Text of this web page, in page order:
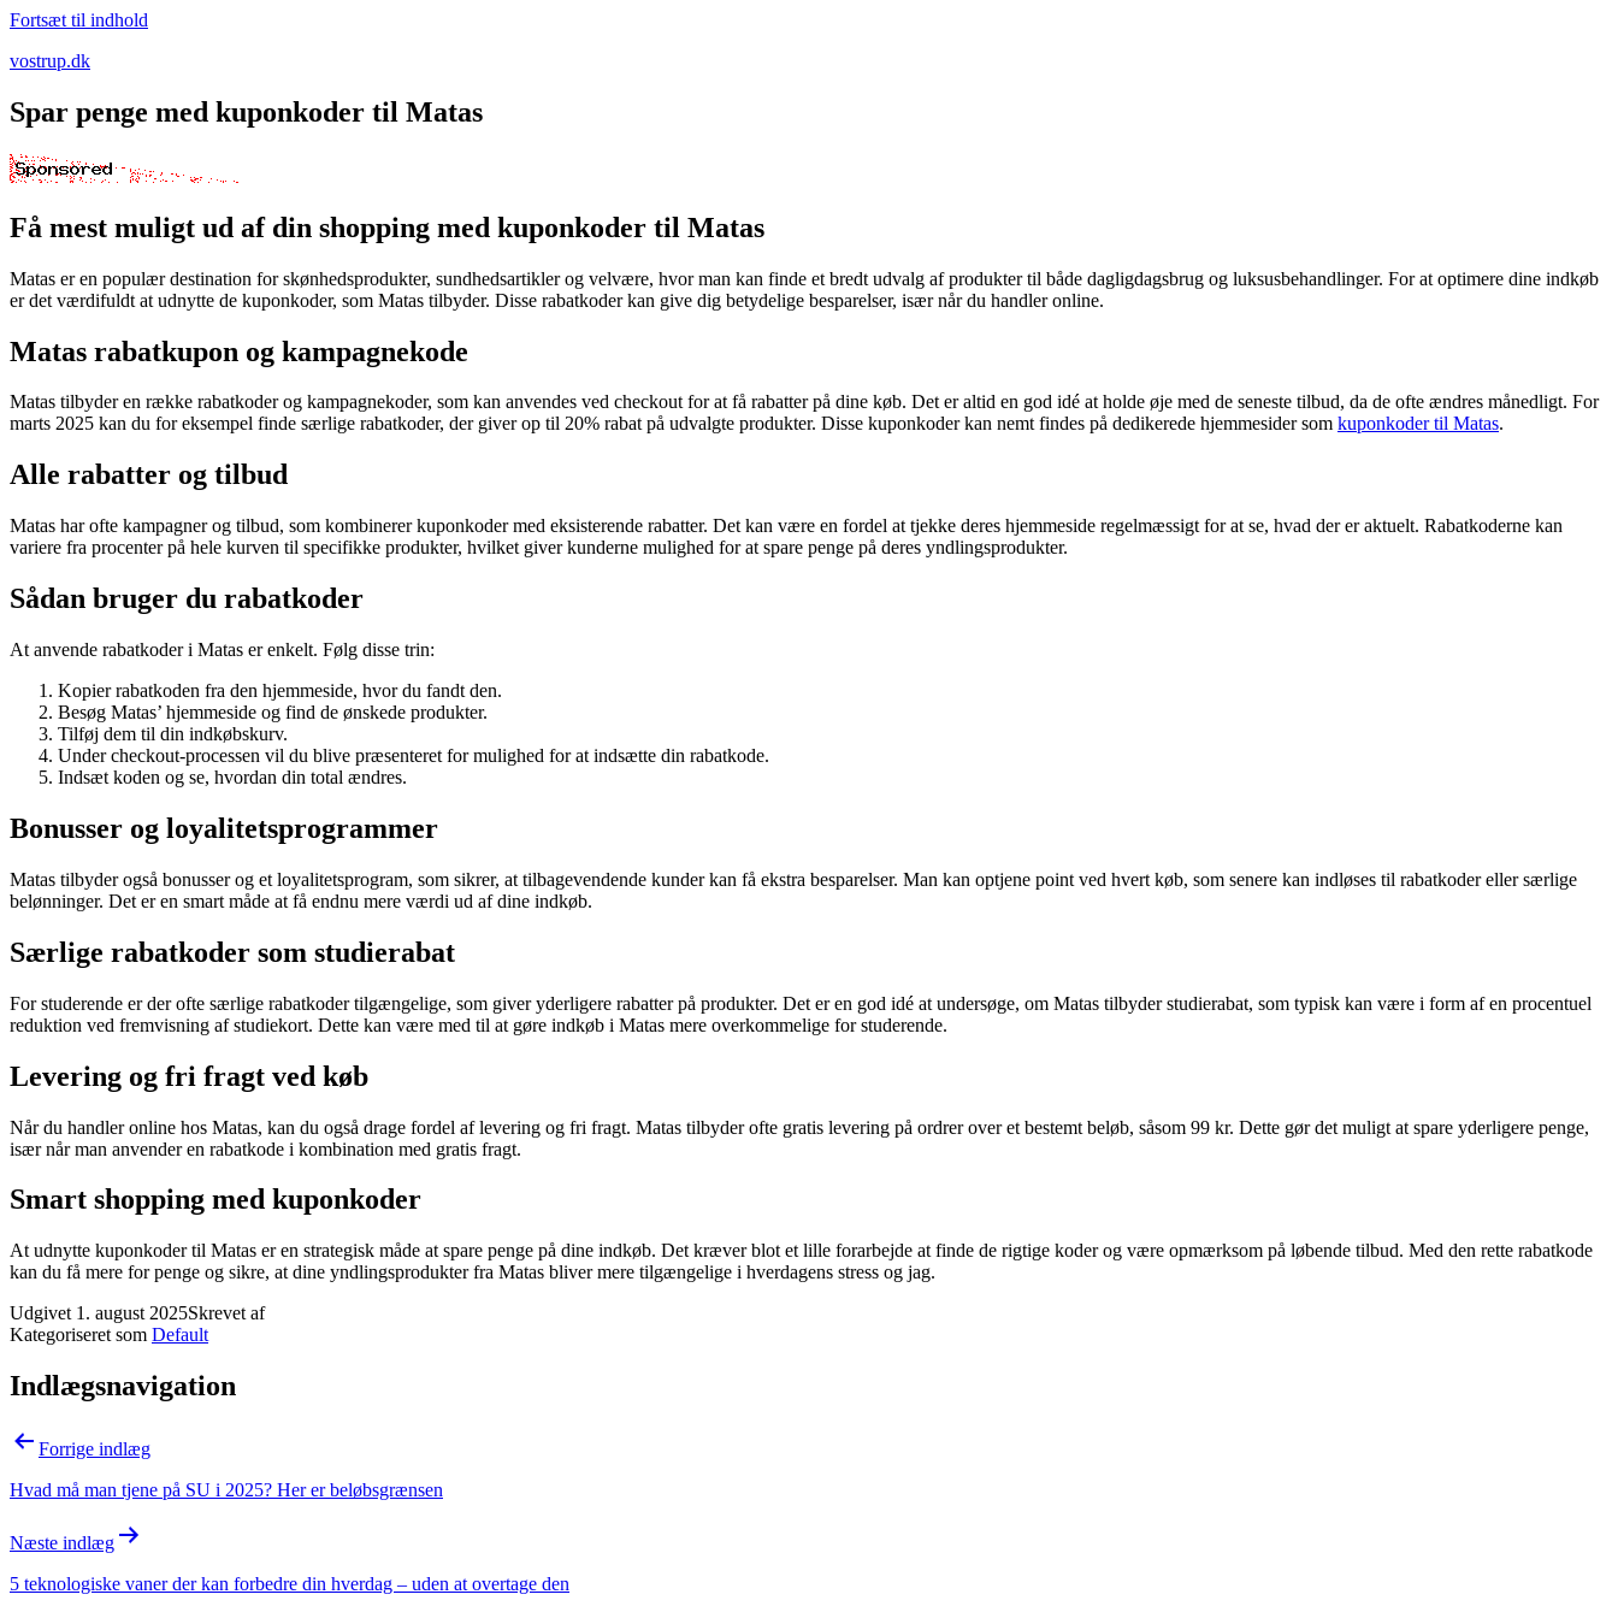
Fortsæt til indhold
vostrup.dk
Spar penge med kuponkoder til Matas
Få mest muligt ud af din shopping med kuponkoder til Matas
Matas er en populær destination for skønhedsprodukter, sundhedsartikler og velvære, hvor man kan finde et bredt udvalg af produkter til både dagligdagsbrug og luksusbehandlinger. For at optimere dine indkøb
er det værdifuldt at udnytte de kuponkoder, som Matas tilbyder. Disse rabatkoder kan give dig betydelige besparelser, især når du handler online.
Matas rabatkupon og kampagnekode
Matas tilbyder en række rabatkoder og kampagnekoder, som kan anvendes ved checkout for at få rabatter på dine køb. Det er altid en god idé at holde øje med de seneste tilbud, da de ofte ændres månedligt. For
marts 2025 kan du for eksempel finde særlige rabatkoder, der giver op til 20% rabat på udvalgte produkter. Disse kuponkoder kan nemt findes på dedikerede hjemmesider som kuponkoder til Matas.
Alle rabatter og tilbud
Matas har ofte kampagner og tilbud, som kombinerer kuponkoder med eksisterende rabatter. Det kan være en fordel at tjekke deres hjemmeside regelmæssigt for at se, hvad der er aktuelt. Rabatkoderne kan
variere fra procenter på hele kurven til specifikke produkter, hvilket giver kunderne mulighed for at spare penge på deres yndlingsprodukter.
Sådan bruger du rabatkoder
At anvende rabatkoder i Matas er enkelt. Følg disse trin:
Kopier rabatkoden fra den hjemmeside, hvor du fandt den.
Besøg Matas’ hjemmeside og find de ønskede produkter.
Tilføj dem til din indkøbskurv.
Under checkout-processen vil du blive præsenteret for mulighed for at indsætte din rabatkode.
Indsæt koden og se, hvordan din total ændres.
Bonusser og loyalitetsprogrammer
Matas tilbyder også bonusser og et loyalitetsprogram, som sikrer, at tilbagevendende kunder kan få ekstra besparelser. Man kan optjene point ved hvert køb, som senere kan indløses til rabatkoder eller særlige
belønninger. Det er en smart måde at få endnu mere værdi ud af dine indkøb.
Særlige rabatkoder som studierabat
For studerende er der ofte særlige rabatkoder tilgængelige, som giver yderligere rabatter på produkter. Det er en god idé at undersøge, om Matas tilbyder studierabat, som typisk kan være i form af en procentuel
reduktion ved fremvisning af studiekort. Dette kan være med til at gøre indkøb i Matas mere overkommelige for studerende.
Levering og fri fragt ved køb
Når du handler online hos Matas, kan du også drage fordel af levering og fri fragt. Matas tilbyder ofte gratis levering på ordrer over et bestemt beløb, såsom 99 kr. Dette gør det muligt at spare yderligere penge,
især når man anvender en rabatkode i kombination med gratis fragt.
Smart shopping med kuponkoder
At udnytte kuponkoder til Matas er en strategisk måde at spare penge på dine indkøb. Det kræver blot et lille forarbejde at finde de rigtige koder og være opmærksom på løbende tilbud. Med den rette rabatkode
kan du få mere for penge og sikre, at dine yndlingsprodukter fra Matas bliver mere tilgængelige i hverdagens stress og jag.
Udgivet 1. august 2025Skrevet af
Kategoriseret som Default
Indlægsnavigation
Forrige indlæg
Hvad må man tjene på SU i 2025? Her er beløbsgrænsen
Næste indlæg
5 teknologiske vaner der kan forbedre din hverdag – uden at overtage den